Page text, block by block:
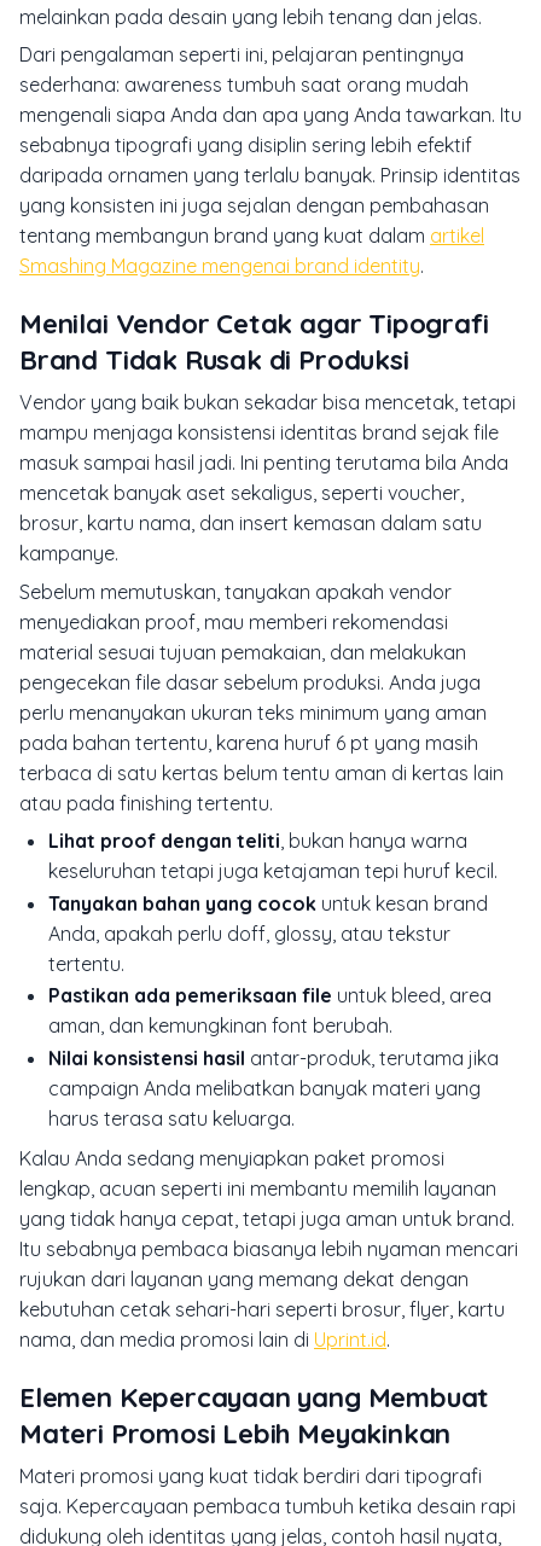
melainkan pada desain yang lebih tenang dan jelas.
Dari pengalaman seperti ini, pelajaran pentingnya
sederhana: awareness tumbuh saat orang mudah
mengenali siapa Anda dan apa yang Anda tawarkan. Itu
sebabnya tipografi yang disiplin sering lebih efektif
daripada ornamen yang terlalu banyak. Prinsip identitas
yang konsisten ini juga sejalan dengan pembahasan
tentang membangun brand yang kuat dalam artikel
Smashing Magazine mengenai brand identity.
Menilai Vendor Cetak agar Tipografi
Brand Tidak Rusak di Produksi
Vendor yang baik bukan sekadar bisa mencetak, tetapi
mampu menjaga konsistensi identitas brand sejak file
masuk sampai hasil jadi. Ini penting terutama bila Anda
mencetak banyak aset sekaligus, seperti voucher,
brosur, kartu nama, dan insert kemasan dalam satu
kampanye.
Sebelum memutuskan, tanyakan apakah vendor
menyediakan proof, mau memberi rekomendasi
material sesuai tujuan pemakaian, dan melakukan
pengecekan file dasar sebelum produksi. Anda juga
perlu menanyakan ukuran teks minimum yang aman
pada bahan tertentu, karena huruf 6 pt yang masih
terbaca di satu kertas belum tentu aman di kertas lain
atau pada finishing tertentu.
Lihat proof dengan teliti, bukan hanya warna
keseluruhan tetapi juga ketajaman tepi huruf kecil.
Tanyakan bahan yang cocok untuk kesan brand
Anda, apakah perlu doff, glossy, atau tekstur
tertentu.
Pastikan ada pemeriksaan file untuk bleed, area
aman, dan kemungkinan font berubah.
Nilai konsistensi hasil antar-produk, terutama jika
campaign Anda melibatkan banyak materi yang
harus terasa satu keluarga.
Kalau Anda sedang menyiapkan paket promosi
lengkap, acuan seperti ini membantu memilih layanan
yang tidak hanya cepat, tetapi juga aman untuk brand.
Itu sebabnya pembaca biasanya lebih nyaman mencari
rujukan dari layanan yang memang dekat dengan
kebutuhan cetak sehari-hari seperti brosur, flyer, kartu
nama, dan media promosi lain di Uprint.id.
Elemen Kepercayaan yang Membuat
Materi Promosi Lebih Meyakinkan
Materi promosi yang kuat tidak berdiri dari tipografi
saja. Kepercayaan pembaca tumbuh ketika desain rapi
didukung oleh identitas yang jelas, contoh hasil nyata,